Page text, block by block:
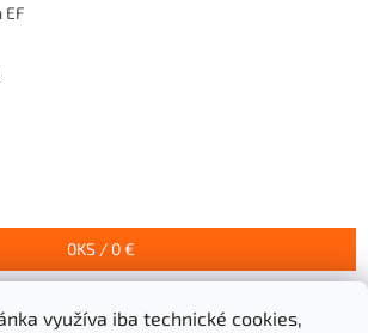
využíva iba technické cookies,
0KS / 0 €
platby